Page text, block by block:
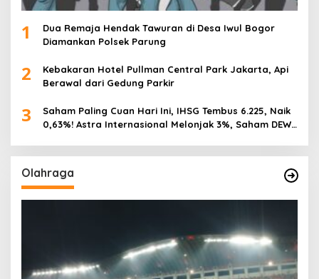
1
Dua Remaja Hendak Tawuran di Desa Iwul Bogor
Diamankan Polsek Parung
2
Kebakaran Hotel Pullman Central Park Jakarta, Api
Berawal dari Gedung Parkir
3
Saham Paling Cuan Hari Ini, IHSG Tembus 6.225, Naik
0,63%! Astra Internasional Melonjak 3%, Saham DEWA
Olahraga